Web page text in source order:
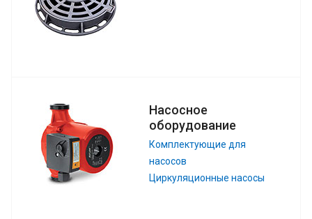
Насосное
оборудование
Комплектующие для
насосов
Циркуляционные насосы